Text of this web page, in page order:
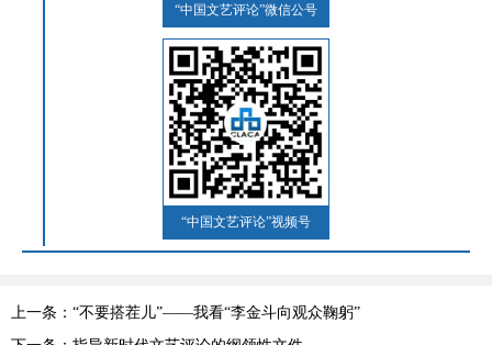
“中国文艺评论”微信公号
“中国文艺评论”视频号
上一条：“不要搭茬儿”——我看“李金斗向观众鞠躬”